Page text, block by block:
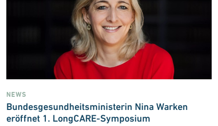
NEWS
Bundesgesundheitsministerin Nina Warken
eröffnet 1. LongCARE-Symposium